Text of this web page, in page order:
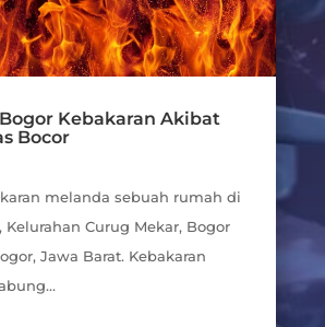
Kebakaran Akibat
Bocor
melanda sebuah rumah di
Kelurahan Curug Mekar, Bogor
Jawa Barat. Kebakaran